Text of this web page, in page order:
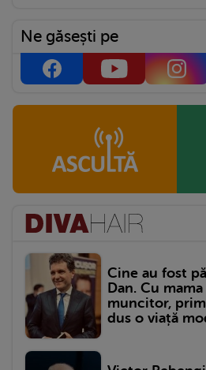
Ne găsești pe
Cine au fost
Dan. Cu
muncitor,
dus o viață